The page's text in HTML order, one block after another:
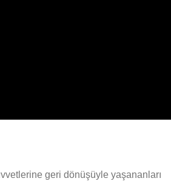
geri dönüşüyle yaşananları